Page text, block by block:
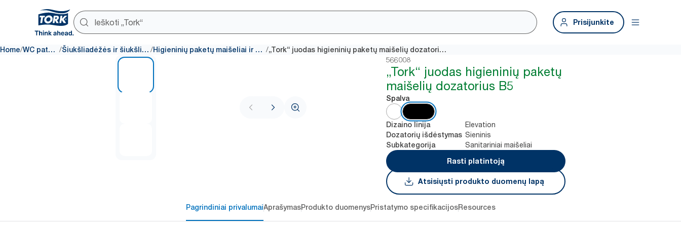
Prisijunkite
Home/ WC patalpos / Šiukšliadėžės ir šiukšlių maišai / Higieninių paketų maišeliai ir dozatoriai / „Tork“ juodas higieninių paketų maišelių dozatorius B5
566008
„Tork“ juodas higieninių paketų
maišelių dozatorius B5
Spalva
Dizaino linija Elevation
Dozatorių išdėstymas Sieninis
Subkategorija
Sanitariniai maišeliai
Rasti platintoją
Atsisiųsti produkto duomenų lapą
Pagrindiniai privalumaiAprašymasProdukto duomenysPristatymo specifikacijosResources